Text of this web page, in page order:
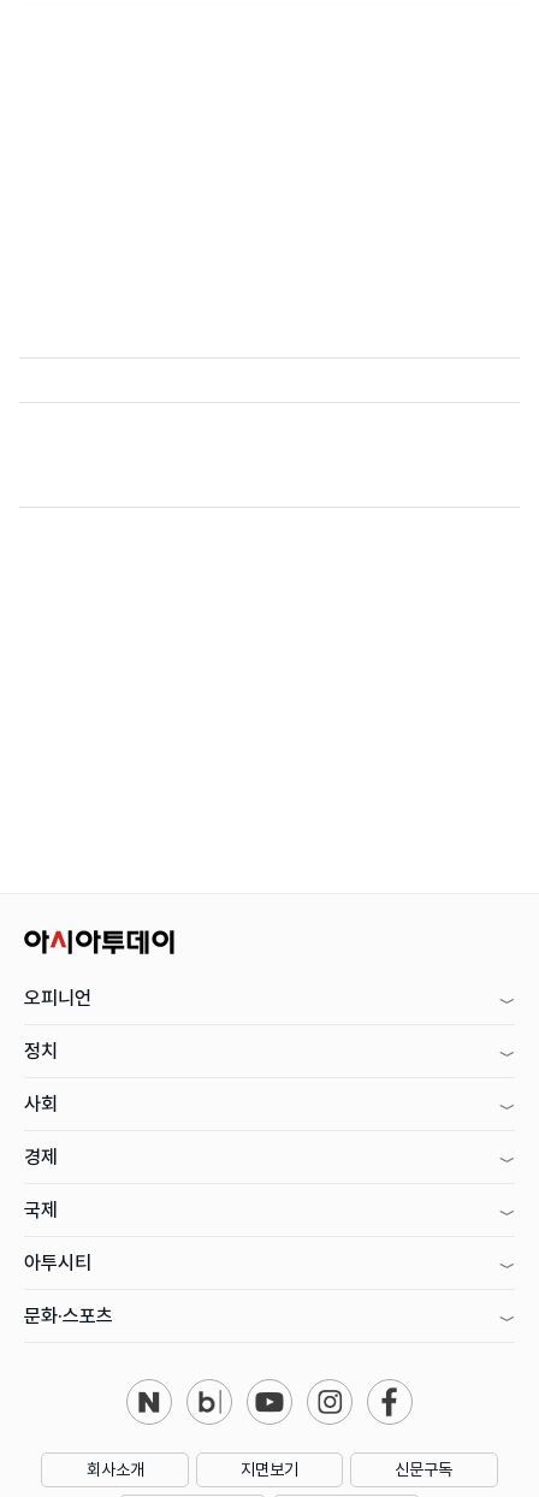
오피니언
정치
사회
경제
국제
아투시티
문화·스포츠
회사소개 지면보기 신문구독